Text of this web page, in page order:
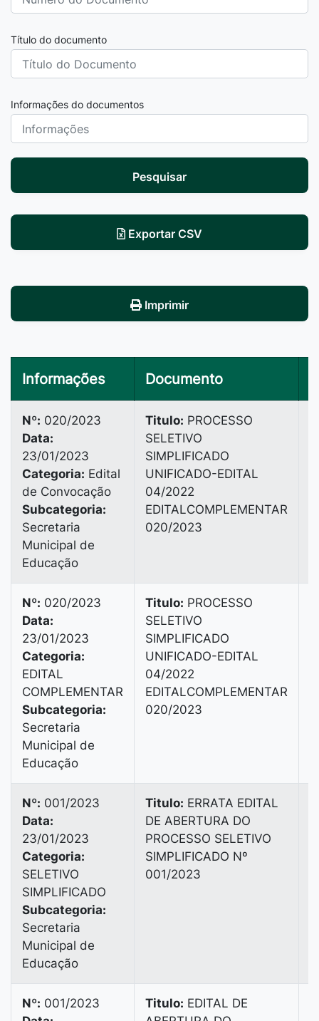
Título do documento
Informações do documentos
Pesquisar
Exportar CSV
Imprimir
Informações Documento
Nº: 020/2023
Data:
23/01/2023
Categoria: Edital
de Convocação
Subcategoria:
Secretaria
Municipal de
Educação
Titulo: PROCESSO
SELETIVO
SIMPLIFICADO
UNIFICADO-EDITAL
04/2022
EDITALCOMPLEMENTAR
020/2023
Nº: 020/2023
Data:
23/01/2023
Categoria:
EDITAL
COMPLEMENTAR
Subcategoria:
Secretaria
Municipal de
Educação
Titulo: PROCESSO
SELETIVO
SIMPLIFICADO
UNIFICADO-EDITAL
04/2022
EDITALCOMPLEMENTAR
020/2023
Nº: 001/2023
Data:
23/01/2023
Categoria:
SELETIVO
SIMPLIFICADO
Subcategoria:
Secretaria
Municipal de
Educação
Titulo: ERRATA EDITAL
DE ABERTURA DO
PROCESSO SELETIVO
SIMPLIFICADO Nº
001/2023
Nº: 001/2023
Titulo: EDITAL DE